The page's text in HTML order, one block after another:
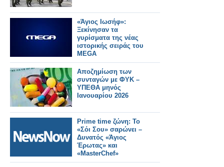
«Άγιος Ιωσήφ»:
Ξεκίνησαν τα
γυρίσματα της νέας
ιστορικής σειράς του
MEGA
Αποζημίωση των
συνταγών με ΦΥΚ –
ΥΠΕΘΑ μηνός
Ιανουαρίου 2026
Prime time ζώνη: Το
«Σόι Σου» σαρώνει –
Δυνατός «Άγιος
Έρωτας» και
«MasterChef»